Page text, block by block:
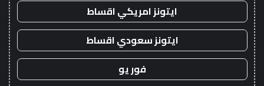
ايتونز امريكي اقساط
ايتونز سعودي اقساط
فور يو